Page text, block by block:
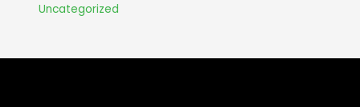
Uncategorized